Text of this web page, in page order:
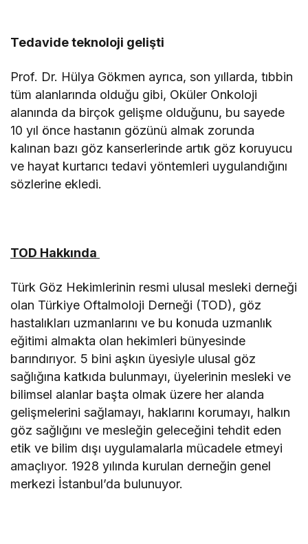
Tedavide teknoloji gelişti
Prof. Dr. Hülya Gökmen ayrıca, son yıllarda, tıbbin
tüm alanlarında olduğu gibi, Oküler Onkoloji
alanında da birçok gelişme olduğunu, bu sayede
10 yıl önce hastanın gözünü almak zorunda
kalınan bazı göz kanserlerinde artık göz koruyucu
ve hayat kurtarıcı tedavi yöntemleri uygulandığını
sözlerine ekledi.
TOD Hakkında
Türk Göz Hekimlerinin resmi ulusal mesleki derneği
olan Türkiye Oftalmoloji Derneği (TOD), göz
hastalıkları uzmanlarını ve bu konuda uzmanlık
eğitimi almakta olan hekimleri bünyesinde
barındırıyor. 5 bini aşkın üyesiyle ulusal göz
sağlığına katkıda bulunmayı, üyelerinin mesleki ve
bilimsel alanlar başta olmak üzere her alanda
gelişmelerini sağlamayı, haklarını korumayı, halkın
göz sağlığını ve mesleğin geleceğini tehdit eden
etik ve bilim dışı uygulamalarla mücadele etmeyi
amaçlıyor. 1928 yılında kurulan derneğin genel
merkezi İstanbul’da bulunuyor.